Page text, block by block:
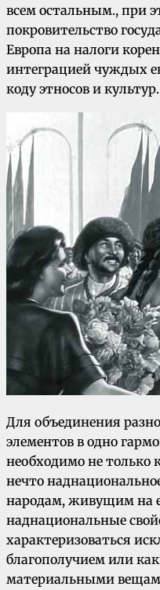
всем остальным., при
покровительство
Европа на налоги
интеграцией чуждых
коду этносов и культур.
Для объединения
элементов в одно
необходимо не только
нечто
народам, живущим на
наднациональные
характеризоваться
благополучием или
материальными